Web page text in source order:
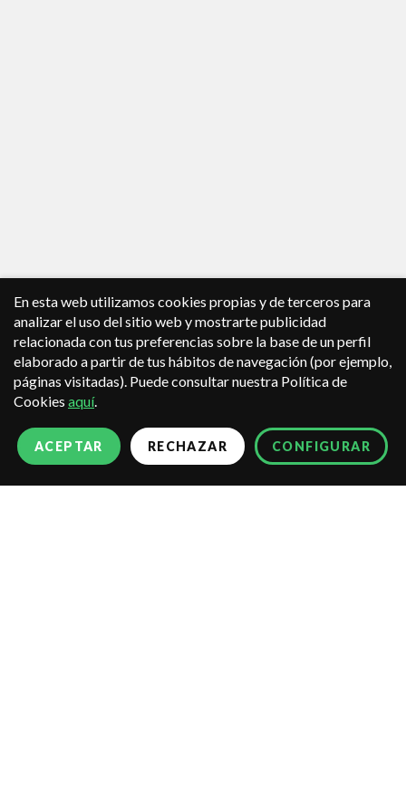
En esta web utilizamos cookies propias y de terceros para
analizar el uso del sitio web y mostrarte publicidad
relacionada con tus preferencias sobre la base de un perfil
elaborado a partir de tus hábitos de navegación (por ejemplo,
páginas visitadas). Puede consultar nuestra Política de
Cookies aquí.
ACEPTAR RECHAZAR CONFIGURAR